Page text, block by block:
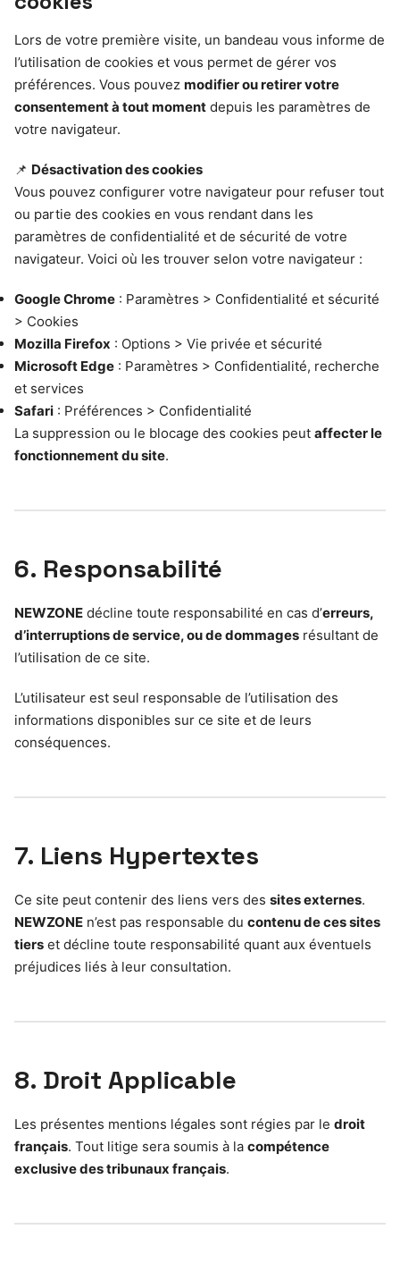
Lors de votre première visite, un bandeau vous informe de
l’utilisation de cookies et vous permet de gérer vos
préférences. Vous pouvez modifier ou retirer votre
consentement à tout moment depuis les paramètres de
votre navigateur.
📌 Désactivation des cookies
Vous pouvez configurer votre navigateur pour refuser tout
ou partie des cookies en vous rendant dans les
paramètres de confidentialité et de sécurité de votre
navigateur. Voici où les trouver selon votre navigateur :
Google Chrome : Paramètres > Confidentialité et sécurité
> Cookies
Mozilla Firefox : Options > Vie privée et sécurité
Microsoft Edge : Paramètres > Confidentialité, recherche
et services
Safari : Préférences > Confidentialité
La suppression ou le blocage des cookies peut affecter le
fonctionnement du site.
6. Responsabilité
NEWZONE décline toute responsabilité en cas d’erreurs,
d’interruptions de service, ou de dommages résultant de
l’utilisation de ce site.
L’utilisateur est seul responsable de l’utilisation des
informations disponibles sur ce site et de leurs
conséquences.
7. Liens Hypertextes
Ce site peut contenir des liens vers des sites externes.
NEWZONE n’est pas responsable du contenu de ces sites
tiers et décline toute responsabilité quant aux éventuels
préjudices liés à leur consultation.
8. Droit Applicable
Les présentes mentions légales sont régies par le droit
français. Tout litige sera soumis à la compétence
exclusive des tribunaux français.